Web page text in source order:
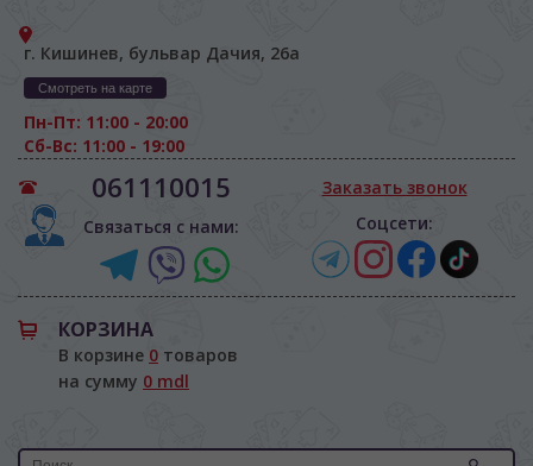
г. Кишинев, бульвар Дачия, 26а
Смотреть на карте
Пн-Пт: 11:00 - 20:00
Сб-Вс: 11:00 - 19:00
061110015
Связаться с нами:
Заказать звонок
Соцсети:
КОРЗИНА
В корзине 0 товаров
на сумму 0 mdl